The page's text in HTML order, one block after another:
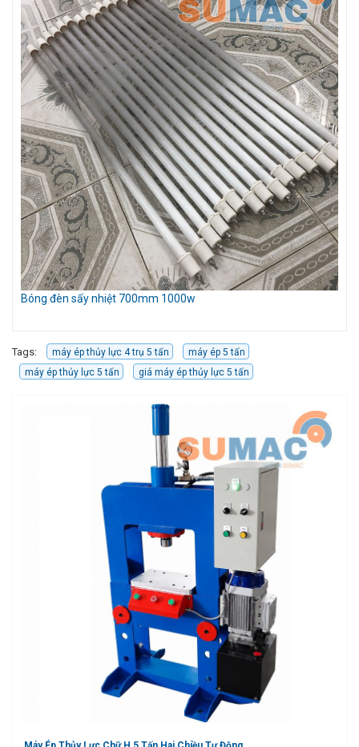
Bóng đèn sấy nhiệt 700mm 1000w
Tags: máy ép thủy lực 4 trụ 5 tấn
máy ép 5 tấn
máy ép thủy lực 5 tấn
giá máy ép thủy lực 5 tấn